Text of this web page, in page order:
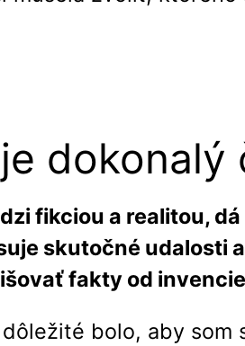
dokonalý
fikciou a realitou,
skutočné udalosti
fakty od
bolo, aby som